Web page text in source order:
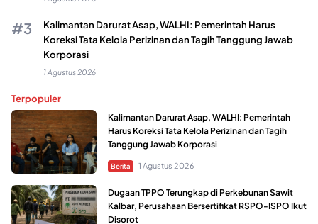
Kalimantan Darurat Asap, WALHI: Pemerintah Harus
Koreksi Tata Kelola Perizinan dan Tagih Tanggung Jawab
Korporasi
1 Agustus 2026
Terpopuler
Kalimantan Darurat Asap, WALHI: Pemerintah
Harus Koreksi Tata Kelola Perizinan dan Tagih
Tanggung Jawab Korporasi
Berita 1 Agustus 2026
Dugaan TPPO Terungkap di Perkebunan Sawit
Kalbar, Perusahaan Bersertifikat RSPO-ISPO Ikut
Disorot